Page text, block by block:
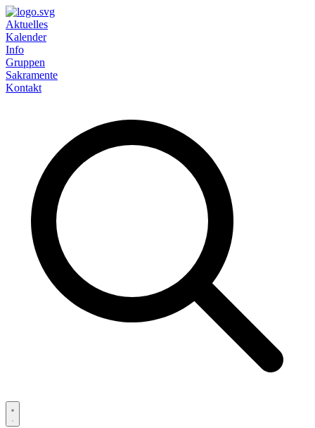
Aktuelles
Kalender
Info
Gruppen
Sakramente
Kontakt